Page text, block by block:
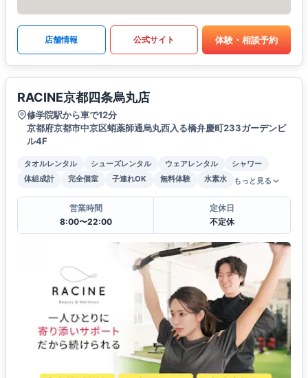
店舗情報 公式サイト 体験・相談予約
RACINE京都四条烏丸店
修学院駅から車で12分
京都府京都市中京区蛸薬師通烏丸西入る橋弁慶町233ガーデンビ
ル4F
タオルレンタル シューズレンタル ウェアレンタル
シャワー
体組成計
完全個室 子連れOK 無料体験 水素水 もっと見る
営業時間
8:00〜22:00
定休日
不定休